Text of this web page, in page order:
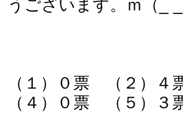
うございます。ｍ（_
（１）０票 （２）
（４）０票 （５）